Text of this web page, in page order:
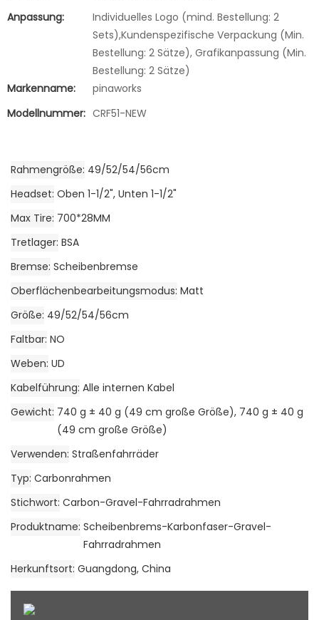
Anpassung:
Individuelles Logo (mind. Bestellung: 2
Sets),Kundenspezifische Verpackung (Min.
Bestellung: 2 Sätze), Grafikanpassung (Min.
Bestellung: 2 Sätze)
Markenname:
pinaworks
Modellnummer: CRF51-NEW
Rahmengröße 49/52/54/56cm
Headset Oben 1-1/2", Unten 1-1/2"
Max Tire 700*28MM
Tretlager BSA
Bremse Scheibenbremse
Oberflächenbearbeitungsmodus Matt
Größe 49/52/54/56cm
Faltbar NO
Weben UD
Kabelführung Alle internen Kabel
Gewicht 740 g ± 40 g (49 cm große Größe), 740 g ± 40 g
(49 cm große Größe)
Verwenden Straßenfahrräder
Typ Carbonrahmen
Stichwort Carbon-Gravel-Fahrradrahmen
Produktname Scheibenbrems-Karbonfaser-Gravel-
Fahrradrahmen
Herkunftsort Guangdong, China